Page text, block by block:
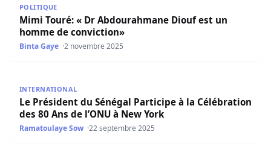
POLITIQUE
Mimi Touré: « Dr Abdourahmane Diouf est un
homme de conviction»
Binta Gaye 2 novembre 2025
INTERNATIONAL
Le Président du Sénégal Participe à la Célébration
des 80 Ans de l’ONU à New York
Ramatoulaye Sow 22 septembre 2025